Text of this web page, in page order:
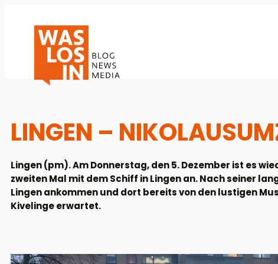
LINGEN –
Lingen (pm). Am Donnerstag, den 5. Dezember ist es
zweiten Mal mit dem Schiff in Lingen an. Nach seiner
Lingen ankommen und dort bereits von den lustigen
Kivelinge erwartet.